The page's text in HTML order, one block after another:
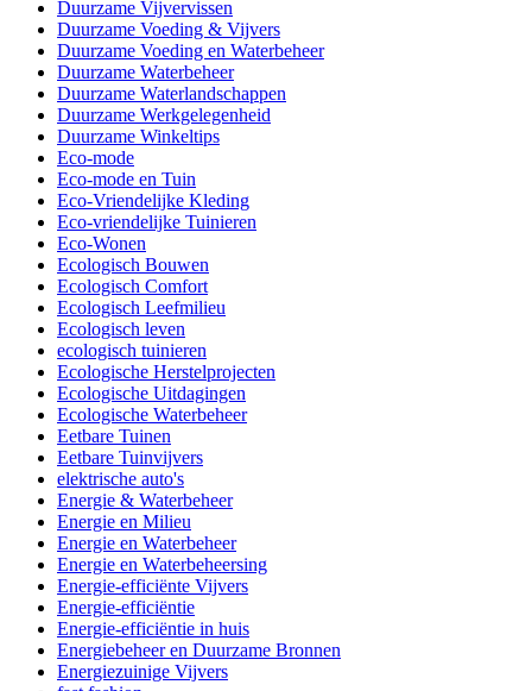
Duurzame Vijvervissen
Duurzame Voeding & Vijvers
Duurzame Voeding en Waterbeheer
Duurzame Waterbeheer
Duurzame Waterlandschappen
Duurzame Werkgelegenheid
Duurzame Winkeltips
Eco-mode
Eco-mode en Tuin
Eco-Vriendelijke Kleding
Eco-vriendelijke Tuinieren
Eco-Wonen
Ecologisch Bouwen
Ecologisch Comfort
Ecologisch Leefmilieu
Ecologisch leven
ecologisch tuinieren
Ecologische Herstelprojecten
Ecologische Uitdagingen
Ecologische Waterbeheer
Eetbare Tuinen
Eetbare Tuinvijvers
elektrische auto's
Energie & Waterbeheer
Energie en Milieu
Energie en Waterbeheer
Energie en Waterbeheersing
Energie-efficiënte Vijvers
Energie-efficiëntie
Energie-efficiëntie in huis
Energiebeheer en Duurzame Bronnen
Energiezuinige Vijvers